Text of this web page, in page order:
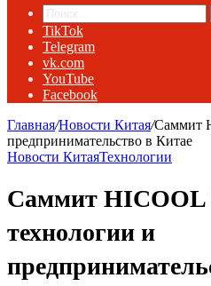
TikTok
Telegram
vk.com
YouTube
Facebook
Главная/Новости Китая/Саммит
предпринимательство в Китае
Новости КитаяТехнологии
Саммит HICOOL
технологии и